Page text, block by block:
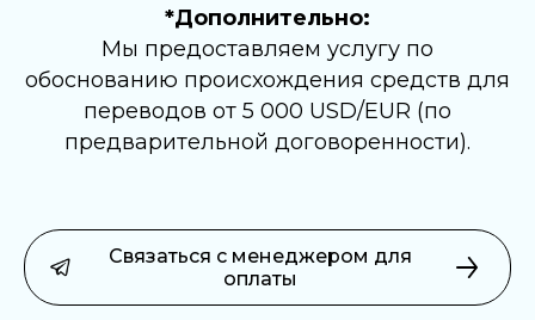
*Дополнительно:
Мы предоставляем услугу по
обоснованию происхождения средств для
переводов от 5 000 USD/EUR (по
предварительной договоренности).
Связаться с менеджером для
оплаты